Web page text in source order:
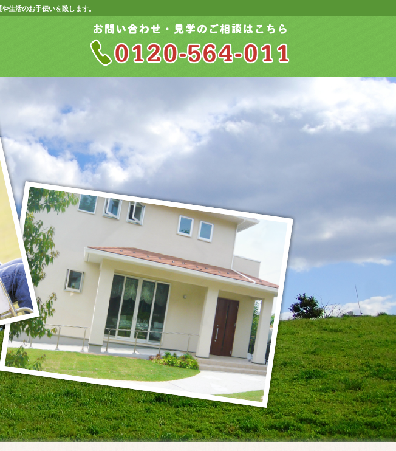
生活のお手伝いを致します。